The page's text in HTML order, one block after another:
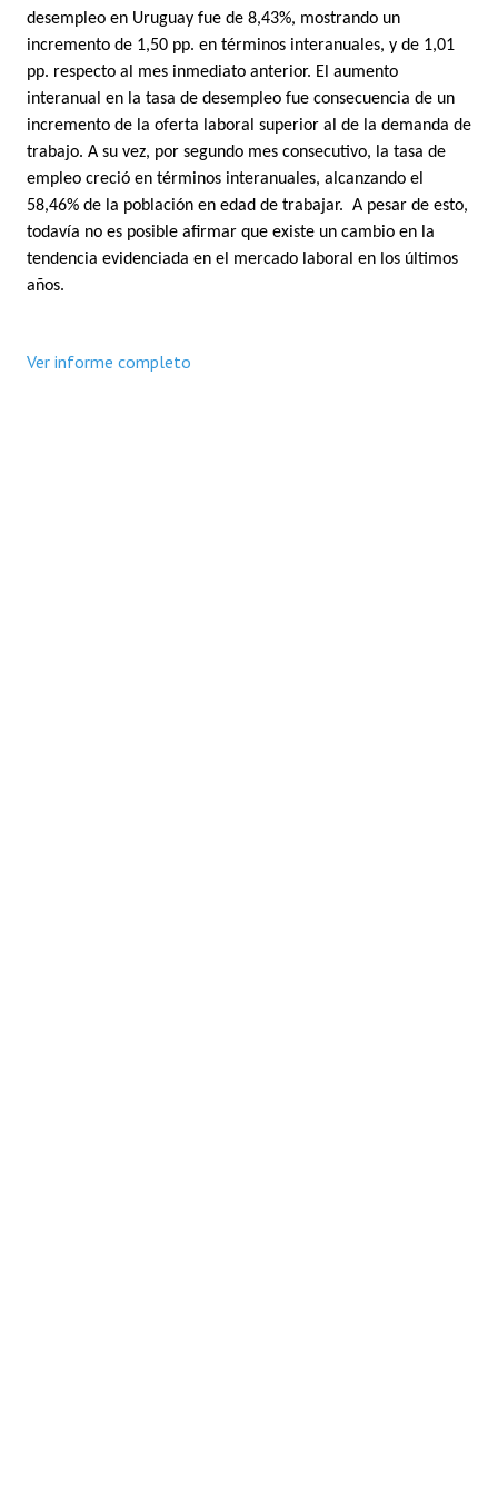
desempleo en Uruguay fue de 8,43%, mostrando un
incremento de 1,50 pp. en términos interanuales, y de 1,01
pp. respecto al mes inmediato anterior. El aumento
interanual en la tasa de desempleo fue consecuencia de un
incremento de la oferta laboral superior al de la demanda de
trabajo. A su vez, por segundo mes consecutivo, la tasa de
empleo creció en términos interanuales, alcanzando el
58,46% de la población en edad de trabajar. A pesar de esto,
todavía no es posible afirmar que existe un cambio en la
tendencia evidenciada en el mercado laboral en los últimos
años.
Ver informe completo